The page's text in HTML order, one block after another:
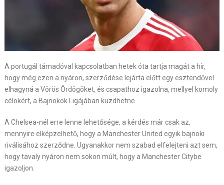
A portugál támadóval kapcsolatban hetek óta tartja magát a hír,
hogy még ezen a nyáron, szerződése lejárta előtt egy esztendővel
elhagyná a Vörös Ördögöket, és csapathoz igazolna, mellyel komoly
célokért, a Bajnokok Ligájában küzdhetne.
A Chelsea-nél erre lenne lehetősége, a kérdés már csak az,
mennyire elképzelhető, hogy a Manchester United egyik bajnoki
riválisához szerződne. Ugyanakkor nem szabad elfelejteni azt sem,
hogy tavaly nyáron nem sokon múlt, hogy a Manchester Citybe
igazoljon.